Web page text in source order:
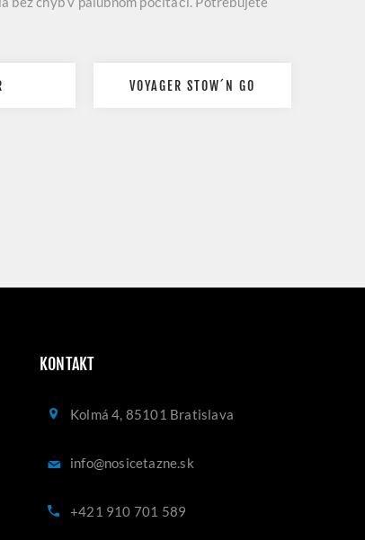
VOYAGER STOW´N GO
KONTAKT
Kolmá 4, 85101 Bratislava
info@nosicetazne.sk
+421 910 701 589